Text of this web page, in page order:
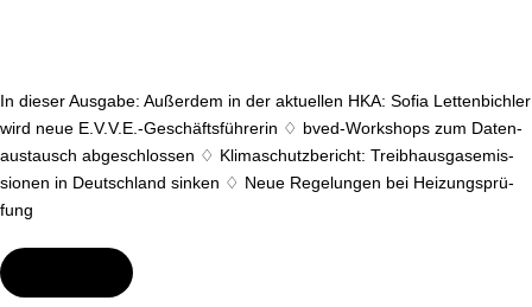
In dieser Ausgabe: Außerdem in der aktuellen HKA: Sofia Let­ten­bich­ler
wird neue E.V.V.E.-Ge­schäfts­füh­re­rin ♢ bved-Work­shops zum Da­ten­
aus­tausch ab­ge­schlos­sen ♢ Kli­ma­schutz­be­richt: Treib­haus­gas­emis­
sio­nen in Deutsch­land sinken ♢ Neue Regelungen bei Hei­zungs­prü­
fung
09/2024